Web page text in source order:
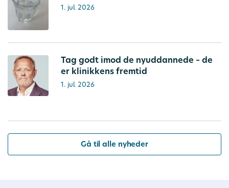
1. jul. 2026
Tag godt imod de nyuddannede – de
er klinikkens fremtid
1. jul. 2026
Gå til alle nyheder